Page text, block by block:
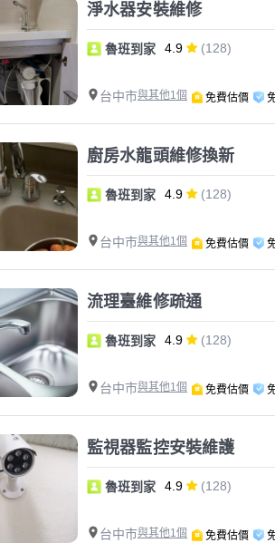
淨水器安裝維修
魯班到家 4.9 (128)
台中市與其他1個 免費估價
廚房水龍頭維修換新
魯班到家 4.9 (128)
台中市與其他1個 免費估價
流理臺維修疏通
魯班到家 4.9 (128)
台中市與其他1個 免費估價
監視器監控安裝維護
魯班到家 4.9 (128)
台中市與其他1個 免費估價